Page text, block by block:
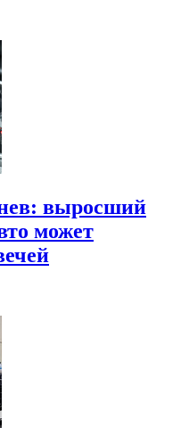
выросший
может